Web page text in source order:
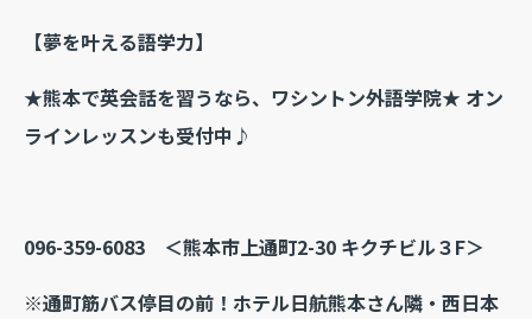
【夢を叶える語学力】
★熊本で英会話を習うなら、ワシントン外語学院★ オン
ラインレッスンも受付中♪
096-359-6083 ＜熊本市上通町2-30 キクチビル３F＞
※通町筋バス停目の前！ ホテル日航熊本さん隣・西日本